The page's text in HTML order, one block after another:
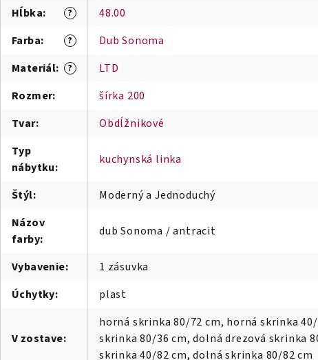
?
Hĺbka: 48.00
?
Farba: Dub Sonoma
?
Materiál:
LTD
Rozmer:
šírka 200
Tvar:
Obdĺžnikové
Typ
nábytku:
kuchynská linka
Štýl:
Moderný a Jednoduchý
Názov
farby:
dub Sonoma / antracit
Vybavenie:
1 zásuvka
Úchytky: plast
V zostave:
horná skrinka 80/72 cm, horná skrinka
skrinka 80/36 cm, dolná drezová skrinka
skrinka 40/82 cm, dolná skrinka 80/82 cm